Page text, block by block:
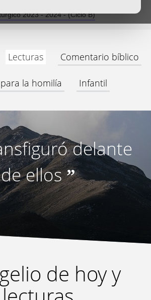
2023 - 2024 - (Ciclo B)
Lecturas Comentario bíblico
la homilía Infantil
delante
de ellos”
de hoy y